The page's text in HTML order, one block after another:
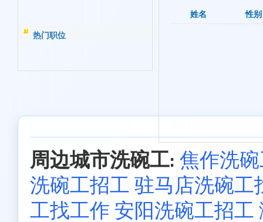
热门职位
姓名 性别
周边城市洗碗工: 焦作洗
洗碗工招工 驻马店洗碗工
工找工作 安阳洗碗工招工